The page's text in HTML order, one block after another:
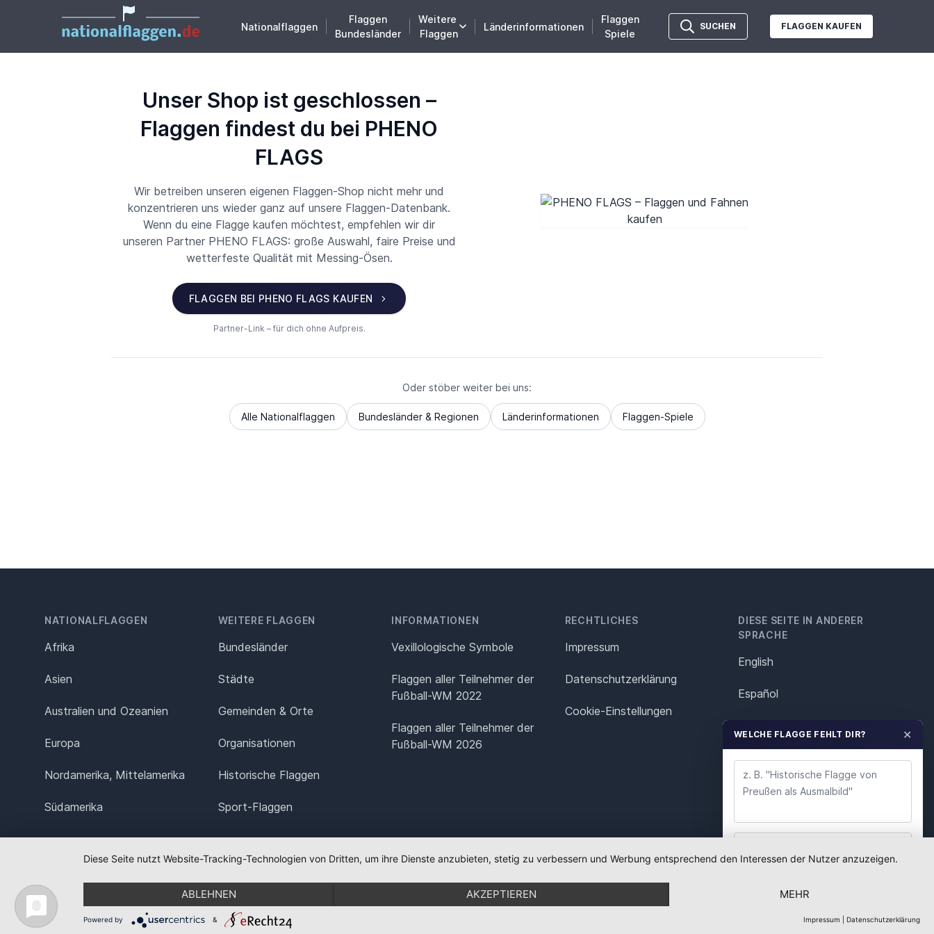
Nationalflaggen
Flaggen
Bundesländer
Weitere
Flaggen
Länderinformationen
Flaggen
Spiele
SUCHEN FLAGGEN KAUFEN
Unser Shop ist geschlossen –
Flaggen findest du bei PHENO
FLAGS
Wir betreiben unseren eigenen Flaggen-Shop nicht mehr und
konzentrieren uns wieder ganz auf unsere Flaggen-Datenbank.
Wenn du eine Flagge kaufen möchtest, empfehlen wir dir
unseren Partner PHENO FLAGS: große Auswahl, faire Preise und
wetterfeste Qualität mit Messing-Ösen.
FLAGGEN BEI PHENO FLAGS KAUFEN
Partner-Link – für dich ohne Aufpreis.
Oder stöber weiter bei uns:
Alle Nationalflaggen Bundesländer & Regionen Länderinformationen Flaggen-Spiele
NATIONALFLAGGEN
Afrika
Asien
Australien und Ozeanien
Europa
Nordamerika, Mittelamerika
Südamerika
WEITERE FLAGGEN
Bundesländer
Städte
Gemeinden & Orte
Organisationen
Historische Flaggen
Sport-Flaggen
INFORMATIONEN
Vexillologische Symbole
Flaggen aller Teilnehmer der
Fußball-WM 2022
Flaggen aller Teilnehmer der
Fußball-WM 2026
RECHTLICHES
Impressum
Datenschutz­erklärung
Cookie-Einstellungen
DIESE SEITE IN ANDERER
SPRACHE
English
Español
Italiano
Polska
Português
Nederlands
WELCHE FLAGGE FEHLT DIR? ✕
Diese Seite nutzt Website-Tracking-Technologien von Dritten, um ihre Dienste anzubieten, stetig zu verbessern und Werbung entsprechend den Interessen der Nutzer anzuzeigen.
ABLEHNEN AKZEPTIEREN MEHR
Powered by & Impressum Datenschutzerklärung